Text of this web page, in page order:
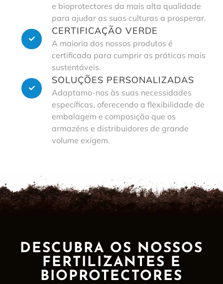
e bioprotectores da mais alta qualidade
para ajudar as suas culturas a prosperar.
CERTIFICAÇÃO VERDE
A maioria dos nossos produtos é
certificada para cumprir as práticas mais
sustentáveis.
SOLUÇÕES PERSONALIZADAS
Adaptamo-nos às suas necessidades
específicas, oferecendo a flexibilidade de
embalagem e composição que os
armazéns e distribuidores de grande
volume exigem.
DESCUBRA OS NOSSOS
FERTILIZANTES E
BIOPROTECTORES